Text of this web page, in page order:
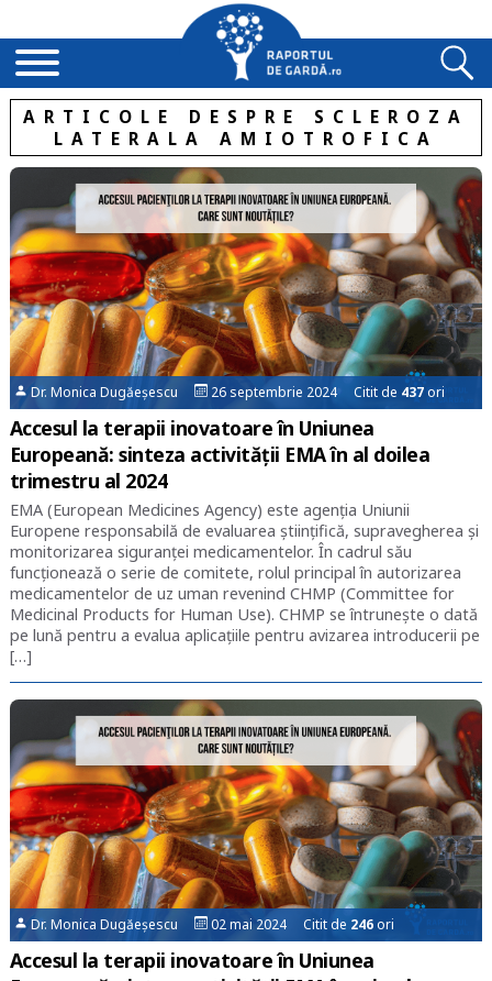
ARTICOLE DESPRE SCLEROZA
LATERALA AMIOTROFICA
Dr. Monica Dugăeșescu 26 septembrie 2024 Citit de 437ori
Accesul la terapii inovatoare în Uniunea
Europeană: sinteza activității EMA în al doilea
trimestru al 2024
EMA (European Medicines Agency) este agenția Uniunii
Europene responsabilă de evaluarea științifică, supravegherea și
monitorizarea siguranței medicamentelor. În cadrul său
funcționează o serie de comitete, rolul principal în autorizarea
medicamentelor de uz uman revenind CHMP (Committee for
Medicinal Products for Human Use). CHMP se întrunește o dată
pe lună pentru a evalua aplicațiile pentru avizarea introducerii pe
[…]
Dr. Monica Dugăeșescu 02 mai 2024 Citit de 246ori
Accesul la terapii inovatoare în Uniunea